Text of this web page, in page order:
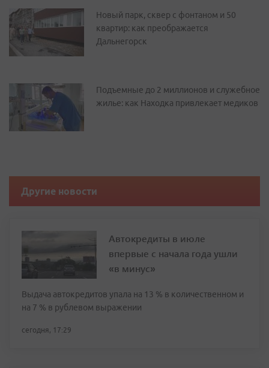
Новый парк, сквер с фонтаном и 50
квартир: как преображается
Дальнегорск
Подъемные до 2 миллионов и служебное
жилье: как Находка привлекает медиков
Другие новости
Автокредиты в июле
впервые с начала года ушли
«в минус»
Выдача автокредитов упала на 13 % в количественном и
на 7 % в рублевом выражении
сегодня, 17:29